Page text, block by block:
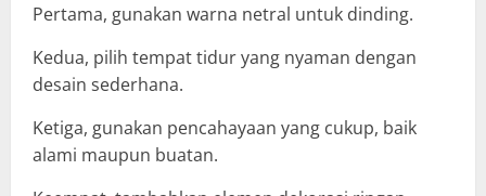
Pertama, gunakan warna netral untuk dinding.
Kedua, pilih tempat tidur yang nyaman dengan
desain sederhana.
Ketiga, gunakan pencahayaan yang cukup, baik
alami maupun buatan.